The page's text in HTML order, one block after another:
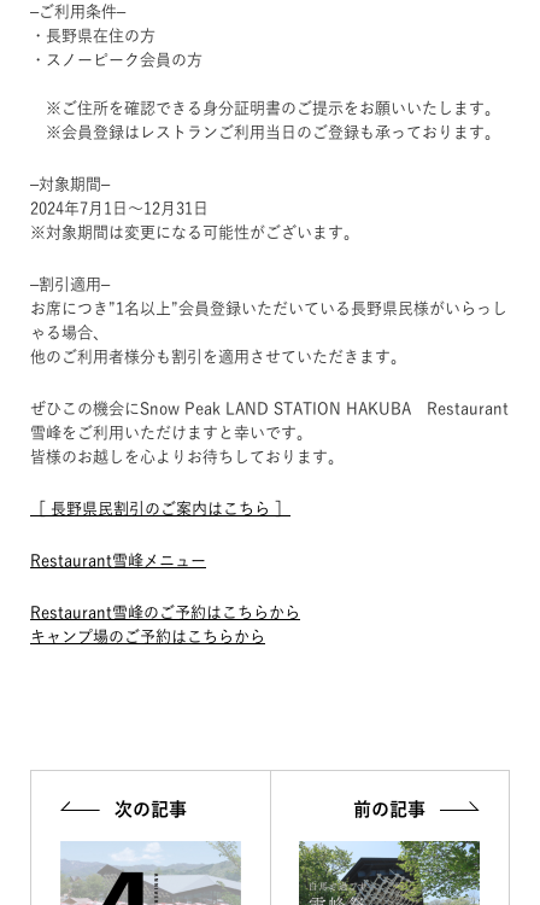
–ご利用条件–
・長野県在住の方
・スノーピーク会員の方
※ご住所を確認できる身分証明書のご提示をお願いいたします。
※会員登録はレストランご利用当日のご登録も承っております。
–対象期間–
2024年7月1日～12月31日
※対象期間は変更になる可能性がございます。
–割引適用–
お席につき”1名以上”会員登録いただいている長野県民様がいらっし
ゃる場合、
他のご利用者様分も割引を適用させていただきます。
ぜひこの機会にSnow Peak LAND STATION HAKUBA Restaurant
雪峰をご利用いただけますと幸いです。
皆様のお越しを心よりお待ちしております。
［ 長野県民割引のご案内はこちら ］
Restaurant雪峰メニュー
Restaurant雪峰のご予約はこちらから
キャンプ場のご予約はこちらから
次の記事 前の記事